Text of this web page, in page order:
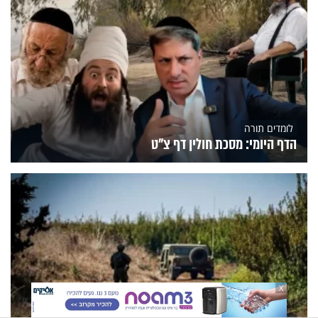
לומדים תורה
הדף היומי: מסכת חולין דף צ"ט
X